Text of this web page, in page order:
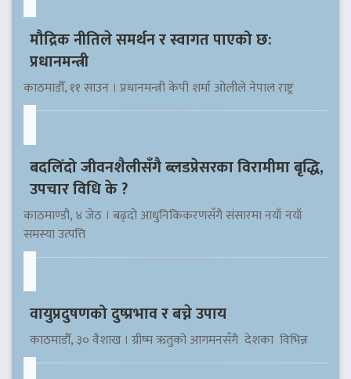
मौद्रिक नीतिले समर्थन र स्वागत पाएको छ:
प्रधानमन्त्री
काठमाडौँ, ११ साउन । प्रधानमन्त्री केपी शर्मा ओलीले नेपाल राष्ट्र
बदलिँदो जीवनशैलीसँगै ब्लडप्रेसरका विरामीमा बृद्धि,
उपचार विधि के ?
काठमाण्डौ, ४ जेठ । बढ्दो आधुनिकिकरणसँगै संसारमा नयाँ नयाँ
समस्या उत्पत्ति
वायुप्रदुषणको दुष्प्रभाव र बच्ने उपाय
काठमाडौँ, ३० वैशाख । ग्रीष्म ऋतुको आगमनसँगै देशका विभिन्न